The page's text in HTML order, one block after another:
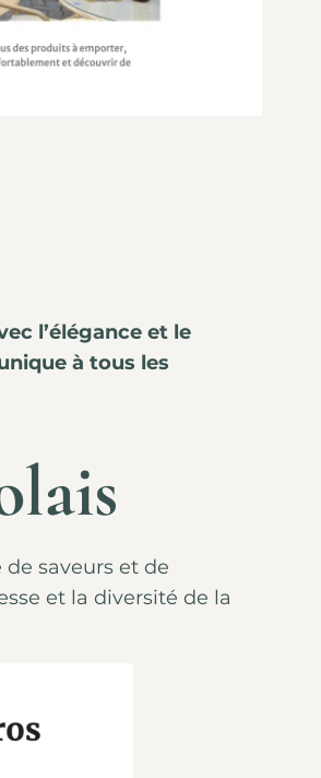
l’élégance et le
à tous les
saveurs et de
et la diversité de la